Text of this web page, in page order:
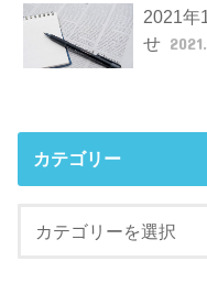
2021年
せ
カテゴリー